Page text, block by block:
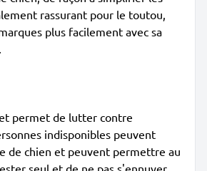
rassurant pour le toutou,
plus facilement avec sa
permet de lutter contre
indisponibles peuvent
de chien et peuvent permettre au
seul et de ne pas s'ennuyer.